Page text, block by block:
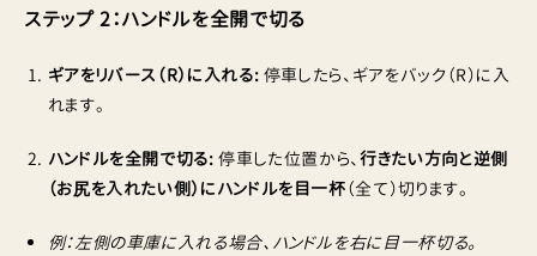
ステップ 2：ハンドルを全開で切る
ギアをリバース（R）に入れる: 停車したら、ギアをバック（R）に入
れます。
ハンドルを全開で切る: 停車した位置から、行きたい方向と逆側
（お尻を入れたい側）にハンドルを目一杯（全て）切ります。
例：左側の車庫に入れる場合、ハンドルを右に目一杯切る。